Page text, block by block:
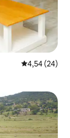
Évaluation
4,54 (24)